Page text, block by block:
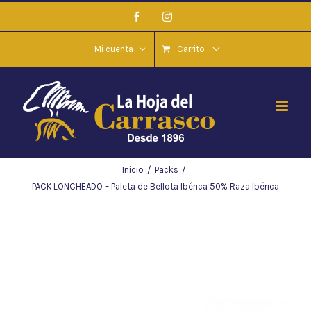
al
FacebookInstagram
Mi cuenta Carrito
Inicio / Packs /
PACK LONCHEADO – Paleta de Bellota Ibérica 50% Raza Ibérica